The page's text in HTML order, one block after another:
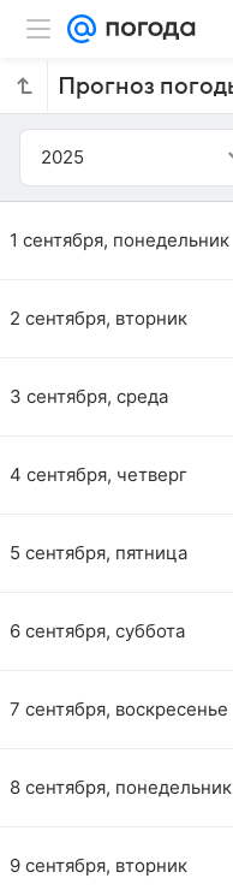
2025
1 сентября, понедельник
2 сентября, вторник
3 сентября, среда
4 сентября, четверг
5 сентября, пятница
6 сентября, суббота
7 сентября, воскресенье
8 сентября, понедельник
9 сентября, вторник